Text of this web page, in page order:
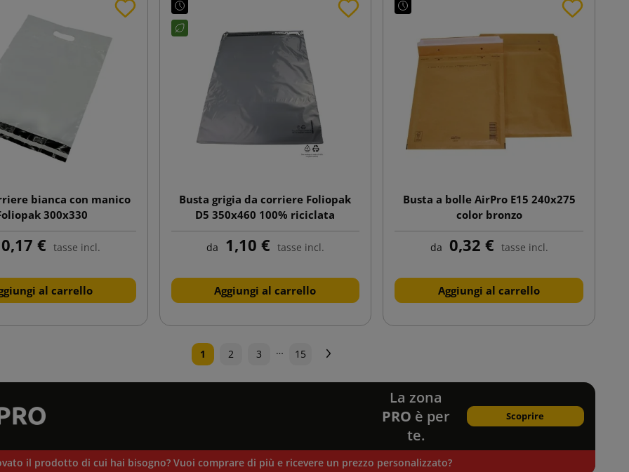
bianca con manico
300x330
€ tasse incl.
al carrello
Busta grigia da corriere Foliopak
D5 350x460 100% riciclata
da 1,10 € tasse incl.
Aggiungi al carrello
Busta a bolle AirPro E15 240x275
color bronzo
da 0,32 € tasse incl.
Aggiungi al carrello
1 2 3 … 15
La zona
PRO è per
te.
Scoprire
il prodotto di cui hai bisogno? Vuoi comprare di più e ricevere un prezzo personalizzato?